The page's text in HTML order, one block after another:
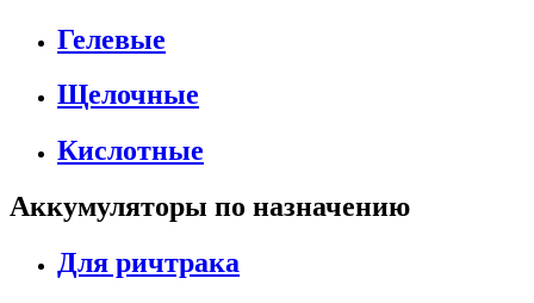
Гелевые
Щелочные
Кислотные
Аккумуляторы по назначению
Для ричтрака